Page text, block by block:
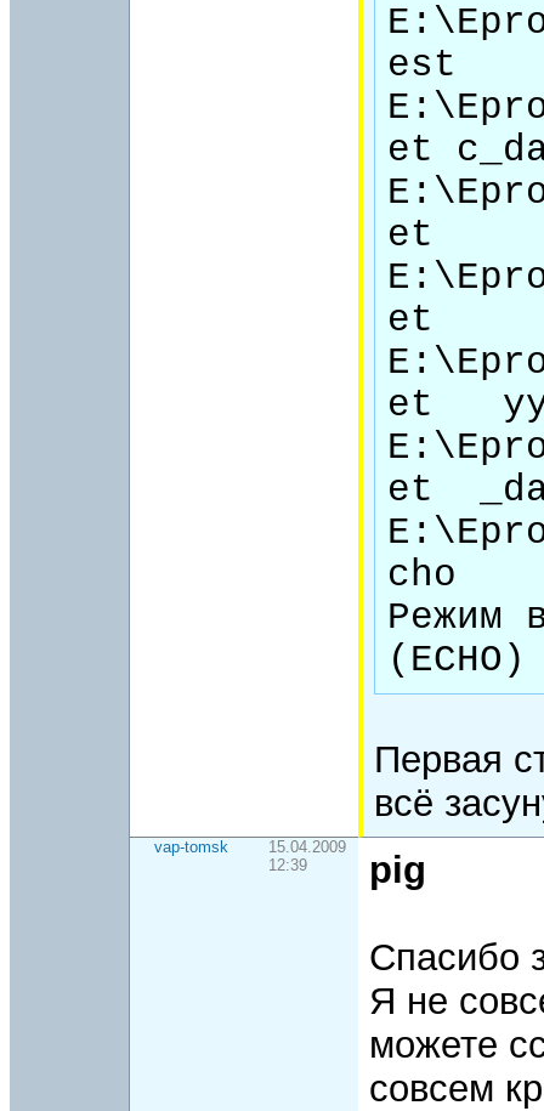
est
et
et
et
et
et
cho
Режим
Первая
всё
vap-tomsk
15.04.2009
12:39
pig
Спасибо
Я не
можете
совсем